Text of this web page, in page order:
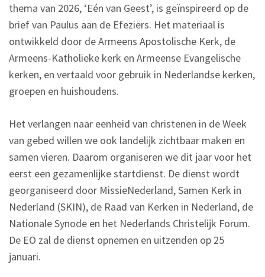
thema van 2026, ‘Eén van Geest’, is geïnspireerd op de
brief van Paulus aan de Efeziërs. Het materiaal is
ontwikkeld door de Armeens Apostolische Kerk, de
Armeens-Katholieke kerk en Armeense Evangelische
kerken, en vertaald voor gebruik in Nederlandse kerken,
groepen en huishoudens.
Het verlangen naar eenheid van christenen in de Week
van gebed willen we ook landelijk zichtbaar maken en
samen vieren. Daarom organiseren we dit jaar voor het
eerst een gezamenlijke startdienst. De dienst wordt
georganiseerd door MissieNederland, Samen Kerk in
Nederland (SKIN), de Raad van Kerken in Nederland, de
Nationale Synode en het Nederlands Christelijk Forum.
De EO zal de dienst opnemen en uitzenden op 25
januari.